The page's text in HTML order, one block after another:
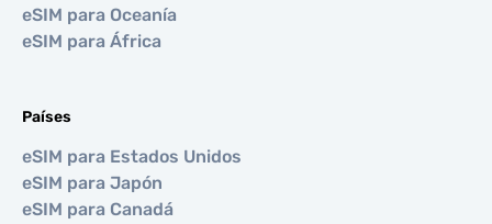
eSIM para Oceanía
eSIM para África
Países
eSIM para Estados Unidos
eSIM para Japón
eSIM para Canadá